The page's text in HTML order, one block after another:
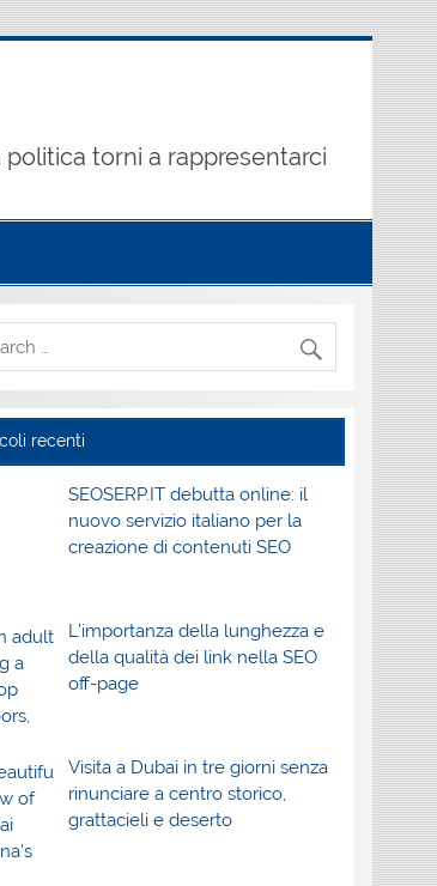
torni a rappresentarci
recenti
SEOSERP.IT debutta online: il
nuovo servizio italiano per la
creazione di contenuti SEO
L’importanza della lunghezza e
della qualità dei link nella SEO
off-page
Visita a Dubai in tre giorni senza
rinunciare a centro storico,
grattacieli e deserto